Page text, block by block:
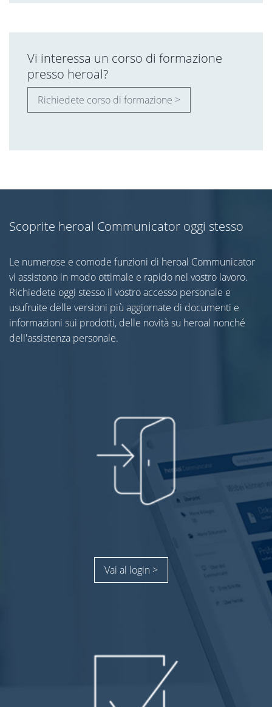
Vi interessa un corso di formazione
presso heroal?
Richiedete corso di formazione >
Scoprite heroal Communicator oggi stesso
Le numerose e comode funzioni di heroal Communicator
vi assistono in modo ottimale e rapido nel vostro lavoro.
Richiedete oggi stesso il vostro accesso personale e
usufruite delle versioni più aggiornate di documenti e
informazioni sui prodotti, delle novità su heroal nonché
dell'assistenza personale.
Vai al login >